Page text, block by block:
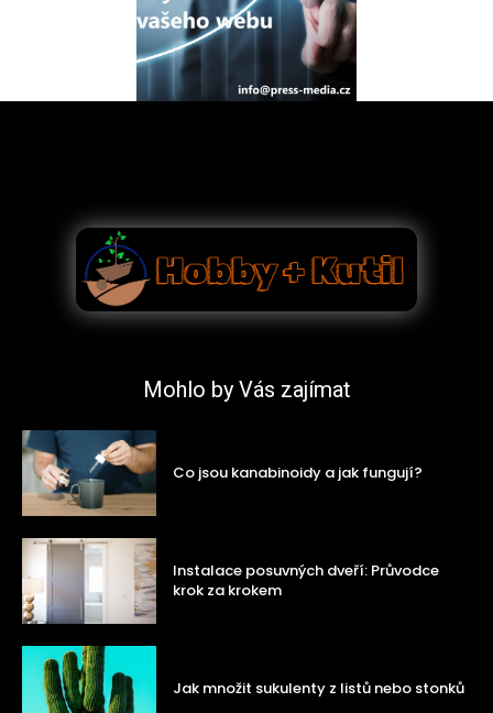
Mohlo by Vás zajímat
Co jsou kanabinoidy a jak fungují?
Instalace posuvných dveří: Průvodce
krok za krokem
Jak množit sukulenty z listů nebo stonků